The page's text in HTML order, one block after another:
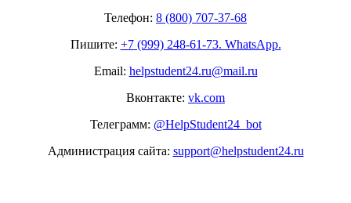
Телефон: 8 (800) 707-37-68
Пишите: +7 (999) 248-61-73. WhatsApp.
Email: helpstudent24.ru@mail.ru
Вконтакте: vk.com
Телеграмм: @HelpStudent24_bot
Администрация сайта: support@helpstudent24.ru